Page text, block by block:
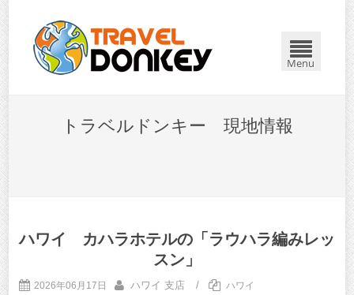
Menu
トラベルドンキー 現地情報
ハワイ カハラホテルの「ラウハラ編みレッ
スン」
2026年06月17日 ハワイ 支店 / ハワイ